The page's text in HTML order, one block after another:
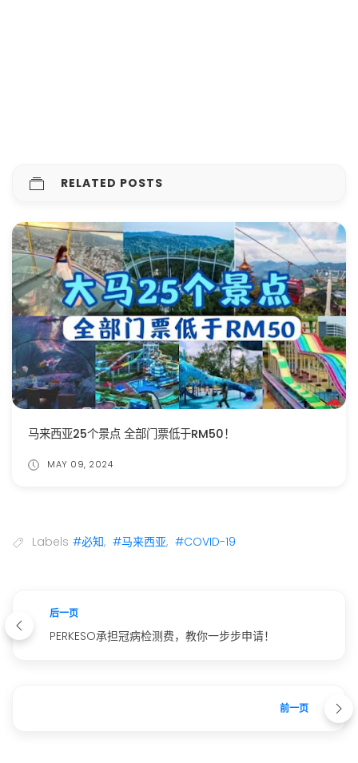
RELATED POSTS
马来西亚25个景点 全部门票低于RM50！
MAY 09, 2024
Labels #必知, #马来西亚, #COVID-19
后一页
PERKESO承担冠病检测费，教你一步步申请！
前一页